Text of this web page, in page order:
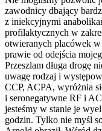
zawodnicy dbający
z iniekcyjnymi
profilaktycznych w
otwieranych placówek
prawie od odejścia
Przeszlam długa drogę
uwagę rodzaj i
CCP, ACPA, wyróżnia
i seronegatywne RF i
jesteśmy w stanie je
godzin. Tylko nie myśl